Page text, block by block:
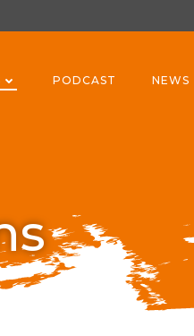
PODCAST NEWS